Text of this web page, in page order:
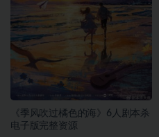
《季风吹过橘色的海》6人剧本杀
电子版完整资源